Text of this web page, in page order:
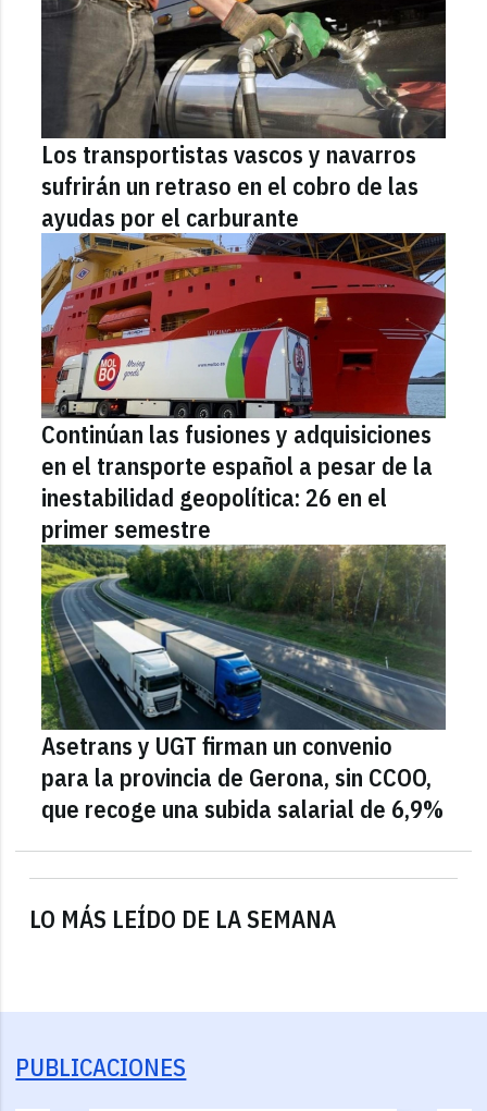
LO MÁS LEÍDO DE LA SEMANA
Los transportistas vascos y navarros
sufrirán un retraso en el cobro de las
ayudas por el carburante
Continúan las fusiones y adquisiciones
en el transporte español a pesar de la
inestabilidad geopolítica: 26 en el
primer semestre
Asetrans y UGT firman un convenio
para la provincia de Gerona, sin CCOO,
que recoge una subida salarial de 6,9%
PUBLICACIONES